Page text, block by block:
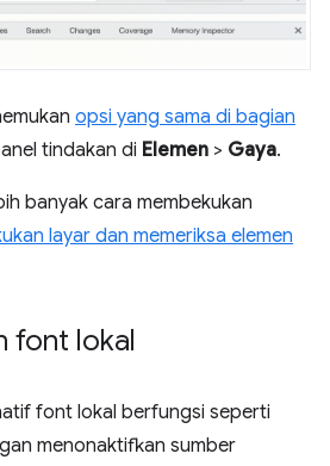
opsi yang sama di bagian
tindakan di Elemen > Gaya.
banyak cara membekukan
layar dan memeriksa elemen
font lokal
font lokal berfungsi seperti
menonaktifkan sumber